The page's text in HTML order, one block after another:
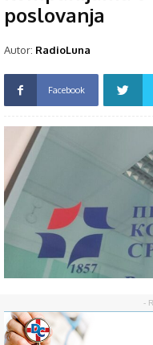
poslovanja
Autor: RadioLuna
Facebook
-